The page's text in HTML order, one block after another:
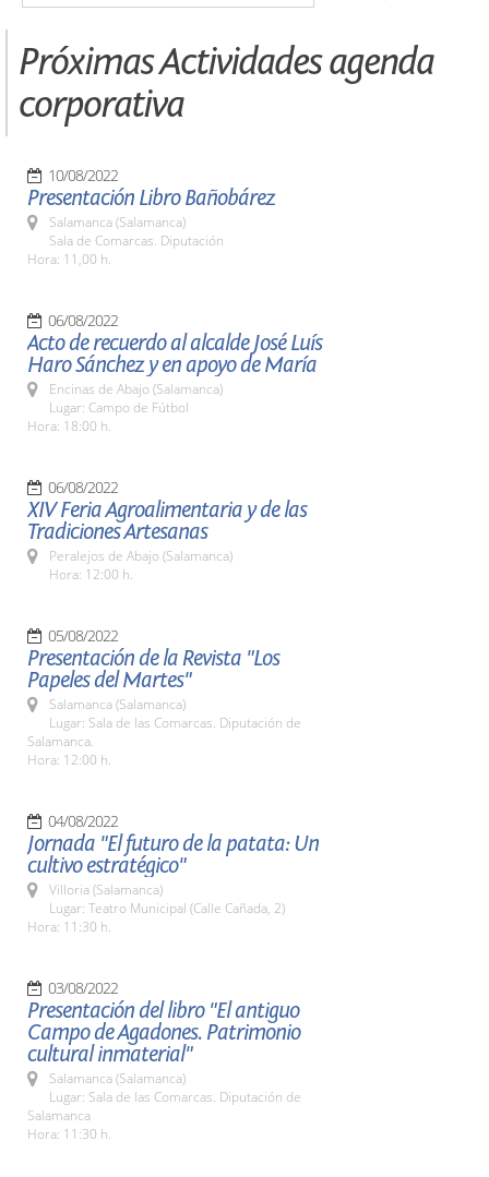
Próximas Actividades agenda
corporativa
10/08/2022
Presentación Libro Bañobárez
Salamanca (Salamanca)
Sala de Comarcas. Diputación
Hora: 11,00 h.
06/08/2022
Acto de recuerdo al alcalde José Luís
Haro Sánchez y en apoyo de María
Encinas de Abajo (Salamanca)
Lugar: Campo de Fútbol
Hora: 18:00 h.
06/08/2022
XIV Feria Agroalimentaria y de las
Tradiciones Artesanas
Peralejos de Abajo (Salamanca)
Hora: 12:00 h.
05/08/2022
Presentación de la Revista "Los
Papeles del Martes"
Salamanca (Salamanca)
Lugar: Sala de las Comarcas. Diputación de
Salamanca.
Hora: 12:00 h.
04/08/2022
Jornada "El futuro de la patata: Un
cultivo estratégico"
Villoria (Salamanca)
Lugar: Teatro Municipal (Calle Cañada, 2)
Hora: 11:30 h.
03/08/2022
Presentación del libro "El antiguo
Campo de Agadones. Patrimonio
cultural inmaterial"
Salamanca (Salamanca)
Lugar: Sala de las Comarcas. Diputación de
Salamanca
Hora: 11:30 h.